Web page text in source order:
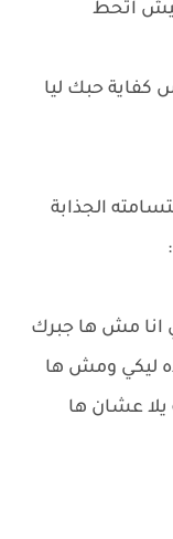
اتحط
كفاية حبك ليا
الجذابة
انا مش ها جبرك
ليكي ومش ها
يلا عشان ها